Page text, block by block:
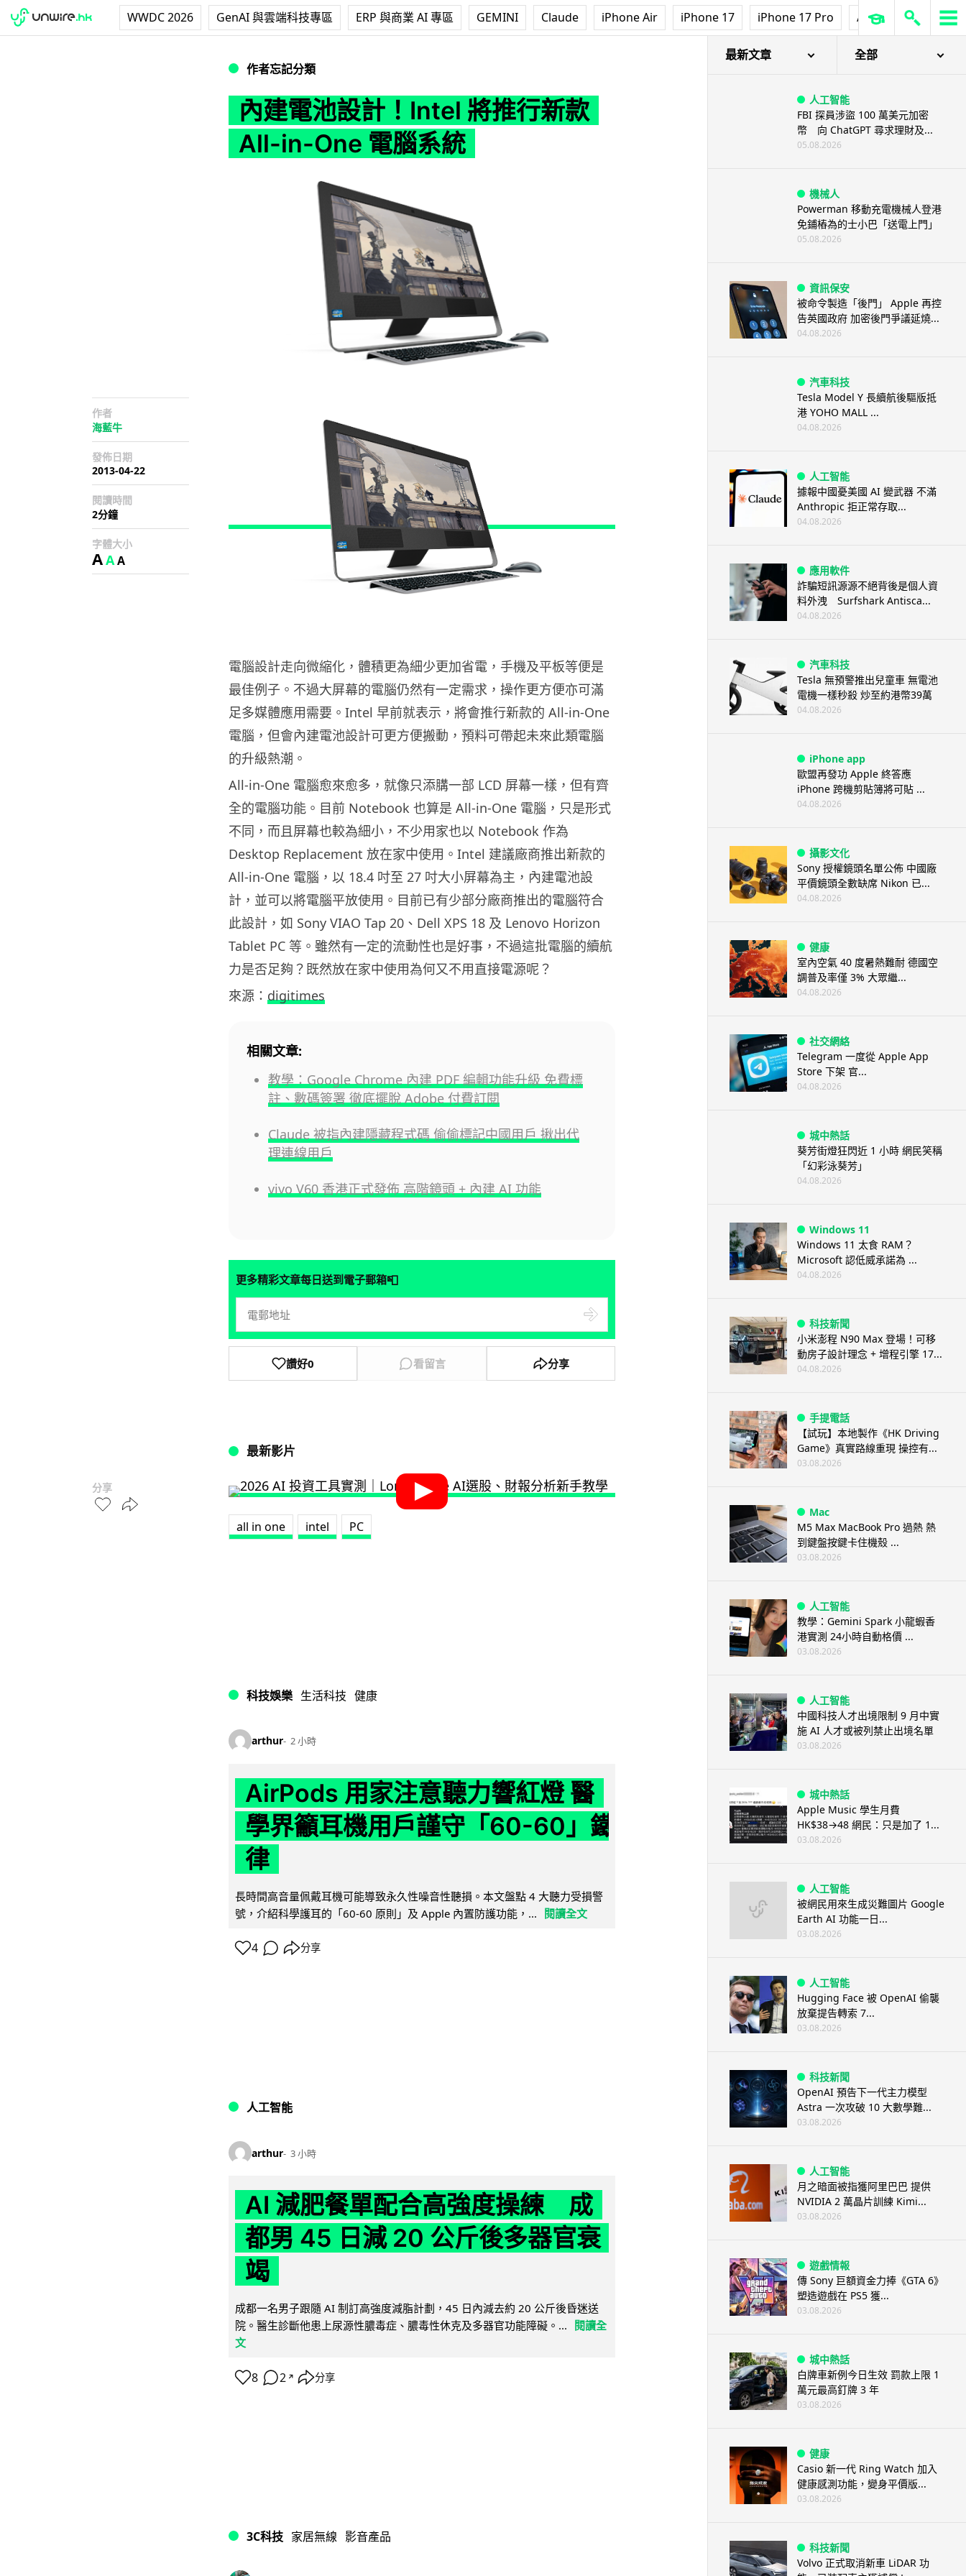
WWDC 2026 GenAI 與雲端科技專區 ERP 與商業 AI 專區 GEMINI Claude iPhone Air iPhone 17 iPhone 17 Pro AirPods Pro 3
作者忘記分類
內建電池設計！Intel 將推行新款
All-in-One 電腦系統
作者
海藍牛
發佈日期
2013-04-22
閱讀時間
2分鐘
字體大小
AAA
分享
電腦設計走向微縮化，體積更為細少更加省電，手機及平板等便是
最佳例子。不過大屏幕的電腦仍然有一定需求，操作更方便亦可滿
足多媒體應用需要。Intel 早前就表示，將會推行新款的 All-in-One
電腦，但會內建電池設計可更方便搬動，預料可帶起未來此類電腦
的升級熱潮。
All-in-One 電腦愈來愈多，就像只添䐟一部 LCD 屏幕一樣，但有齊
全的電腦功能。目前 Notebook 也算是 All-in-One 電腦，只是形式
不同，而且屏幕也較為細小，不少用家也以 Notebook 作為
Desktop Replacement 放在家中使用。Intel 建議廠商推出新款的
All-in-One 電腦，以 18.4 吋至 27 吋大小屏幕為主，內建電池設
計，並可以將電腦平放使用。目前已有少部分廠商推出的電腦符合
此設計，如 Sony VIAO Tap 20、Dell XPS 18 及 Lenovo Horizon
Tablet PC 等。雖然有一定的流動性也是好事，不過這批電腦的續航
力是否足夠？既然放在家中使用為何又不用直接電源呢？
來源： digitimes
相關文章:
教學：Google Chrome 內建 PDF 編輯功能升級 免費標
註、數碼簽署 徹底擺脫 Adobe 付費訂閱
Claude 被指內建隱藏程式碼 偷偷標記中國用戶 揪出代
理連線用戶
vivo V60 香港正式發佈 高階鏡頭 + 內建 AI 功能
更多精彩文章每日送到電子郵箱📮
讚好0 看留言 分享
最新影片
all in one intel PC
科技娛樂 生活科技 健康
arthur 2 小時
AirPods 用家注意聽力響紅燈 醫
學界籲耳機用戶謹守「60-60」鐵
律
長時間高音量佩戴耳機可能導致永久性噪音性聽損。本文盤點 4 大聽力受損警
號，介紹科學護耳的「60-60 原則」及 Apple 內置防護功能，... 閱讀全文
4 分享
人工智能
arthur 3 小時
AI 減肥餐單配合高強度操練 成
都男 45 日減 20 公斤後多器官衰
竭
成都一名男子跟隨 AI 制訂高強度減脂計劃，45 日內減去約 20 公斤後昏迷送
院。醫生診斷他患上尿源性膿毒症、膿毒性休克及多器官功能障礙。...
閱讀全
文
8 2 ↗ 分享
3C科技 家居無線 影音產品
最新文章 全部
人工智能
FBI 探員涉盜 100 萬美元加密
幣 向 ChatGPT 尋求理財及...
05.08.2026
機械人
Powerman 移動充電機械人登港
免鋪樁為的士小巴「送電上門」
05.08.2026
資訊保安
被命令製造「後門」 Apple 再控
告英國政府 加密後門爭議延燒...
04.08.2026
汽車科技
Tesla Model Y 長續航後驅版抵
港 YOHO MALL ...
04.08.2026
人工智能
據報中國憂美國 AI 變武器 不滿
Anthropic 拒正常存取...
04.08.2026
應用軟件
詐騙短訊源源不絕背後是個人資
料外洩 Surfshark Antisca...
04.08.2026
汽車科技
Tesla 無預警推出兒童車 無電池
電機一樣秒殺 炒至約港幣39萬
04.08.2026
iPhone app
歐盟再發功 Apple 終答應
iPhone 跨機剪貼簿將可貼 ...
04.08.2026
攝影文化
Sony 授權鏡頭名單公佈 中國廠
平價鏡頭全數缺席 Nikon 已...
04.08.2026
健康
室內空氣 40 度暑熱難耐 德國空
調普及率僅 3% 大眾繼...
04.08.2026
社交網絡
Telegram 一度從 Apple App
Store 下架 官...
04.08.2026
城中熱話
葵芳街燈狂閃近 1 小時 網民笑稱
「幻彩泳葵芳」
04.08.2026
Windows 11
Windows 11 太食 RAM？
Microsoft 認低威承諾為 ...
04.08.2026
科技新聞
小米澎程 N90 Max 登場！可移
動房子設計理念 + 增程引擎 17...
04.08.2026
手提電話
【試玩】本地製作《HK Driving
Game》真實路線重現 操控有...
03.08.2026
Mac
M5 Max MacBook Pro 過熱 熱
到鍵盤按鍵卡住機殼 ...
03.08.2026
人工智能
教學：Gemini Spark 小龍蝦香
港實測 24小時自動格價 ...
03.08.2026
人工智能
中國科技人才出境限制 9 月中實
施 AI 人才或被列禁止出境名單
03.08.2026
城中熱話
Apple Music 學生月費
HK$38→48 網民：只是加了 1...
03.08.2026
人工智能
被網民用來生成災難圖片 Google
Earth AI 功能一日...
03.08.2026
人工智能
Hugging Face 被 OpenAI 偷襲
放棄提告轉索 7...
03.08.2026
科技新聞
OpenAI 預告下一代主力模型
Astra 一次攻破 10 大數學難...
03.08.2026
人工智能
月之暗面被指獲阿里巴巴 提供
NVIDIA 2 萬晶片訓練 Kimi...
03.08.2026
遊戲情報
傳 Sony 巨額資金力捧《GTA 6》
塑造遊戲在 PS5 獲...
03.08.2026
城中熱話
白牌車新例今日生效 罰款上限 1
萬元最高釘牌 3 年
03.08.2026
健康
Casio 新一代 Ring Watch 加入
健康感測功能，變身平價版...
03.08.2026
科技新聞
Volvo 正式取消新車 LiDAR 功